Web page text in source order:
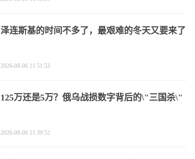
泽连斯基的时间不多了，最艰难的冬天又要来了
2026-08-06 11:51:53
125万还是5万？俄乌战损数字背后的\"三国杀\"
2026-08-06 11:39:52